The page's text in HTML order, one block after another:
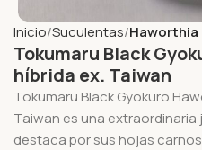
Inicio Suculentas Haworthia
Tokumaru Black
híbrida ex. Taiwan
Tokumaru Black Gyokuro
Taiwan es una
destaca por sus hojas